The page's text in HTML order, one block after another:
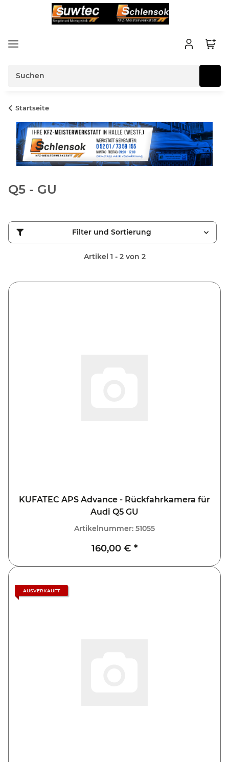
Startseite
Q5 - GU
Filter und Sortierung
Artikel 1 - 2 von 2
KUFATEC APS Advance - Rückfahrkamera für
Audi Q5 GU
Artikelnummer: 51055
160,00 € *
AUSVERKAUFT